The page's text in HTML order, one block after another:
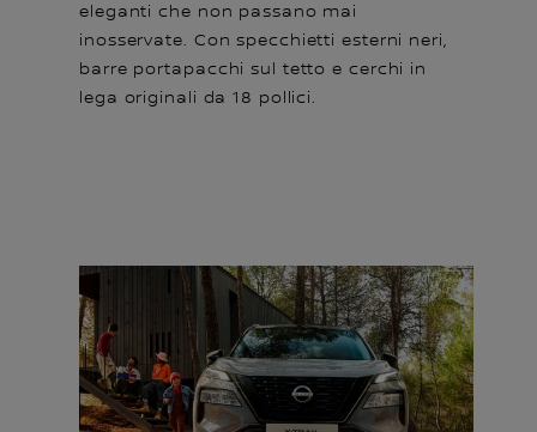
eleganti che non passano mai
inosservate. Con specchietti esterni neri,
barre portapacchi sul tetto e cerchi in
lega originali da 18 pollici.